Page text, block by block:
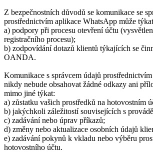
Z bezpečnostních důvodů se komunikace se
prostřednictvím aplikace WhatsApp může
a) podpory při procesu otevření účtu
registračního procesu);
b) zodpovídání dotazů klientů týkajících se
OANDA.
Komunikace s správcem údajů
nikdy nebude obsahovat žádné odkazy ani
mimo jiné týkat:
a) zůstatku vašich prostředků na hotovostním
b) jakýchkoli záležitostí souvisejících s
c) zadávání nebo úprav příkazů;
d) změny nebo aktualizace osobních údajů
e) zadávání pokynů k vkladu nebo výběru
hotovostního účtu.